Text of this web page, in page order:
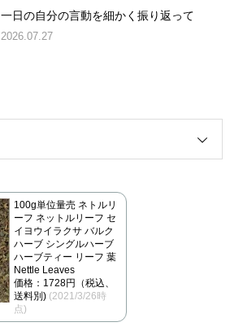
一日の自分の言動を細かく振り返って
2026.07.27
100g単位量売 ネトルリ
ーフ ネットルリーフ セ
イヨウイラクサ バルク
ハーブ シングルハーブ
ハーブティー リーフ 葉
Nettle Leaves
価格：1728円（税込、
送料別) (2021/3/26時
点)